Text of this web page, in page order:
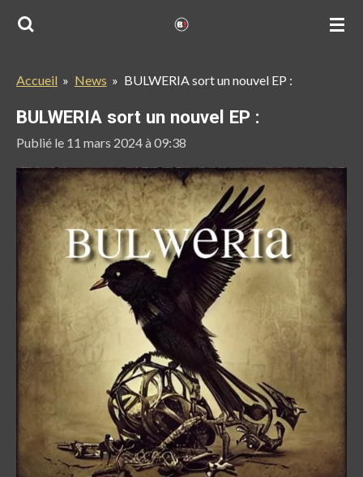
Passer
principal
Accueil » News » BULWERIA sort un nouvel EP :
BULWERIA sort un nouvel EP :
Publié le 11 mars 2024 à 09:38